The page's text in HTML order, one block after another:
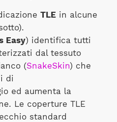
TLEin alcune
Easy) identifica tutti
dal tessuto
(SnakeSkin) che
di
ed aumenta la
Le coperture TLE
standard